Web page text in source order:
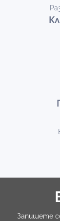
Запишете